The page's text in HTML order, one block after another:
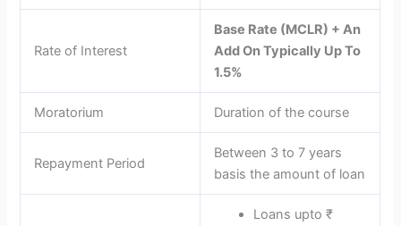
Rate of Interest
Base Rate (MCLR) + An
Add On Typically Up To
1.5%
Moratorium Duration of the course
Repayment Period
Between 3 to 7 years
basis the amount of loan
Loans upto ₹